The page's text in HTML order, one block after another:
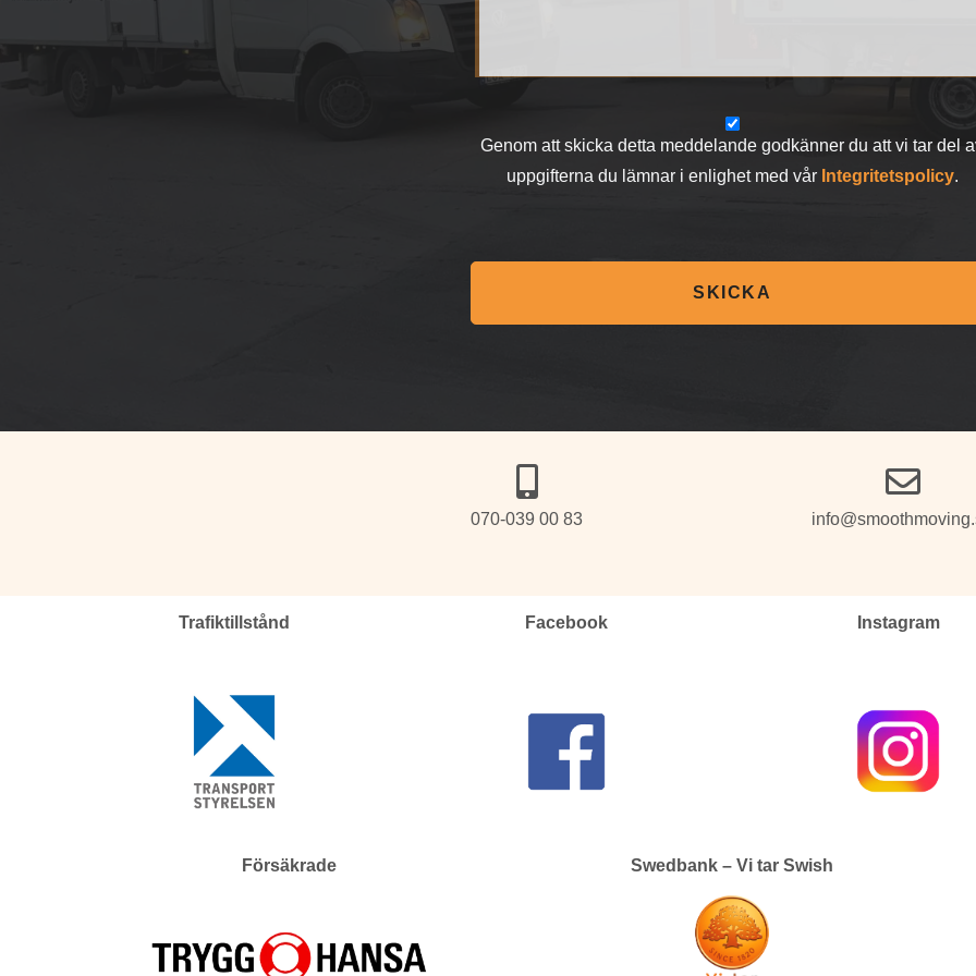
Genom att skicka detta meddelande godkänner du att vi tar del
uppgifterna du lämnar i enlighet med vår Integritetspolicy.
SKICKA
070-039 00 83
Trafiktillstånd Facebook Instagram
Försäkrade Swedbank – Vi tar Swish